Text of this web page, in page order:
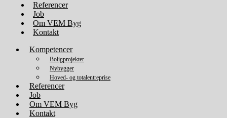
Referencer
Job
Om VEM Byg
Kontakt
Kompetencer
Boligprojekter
Nybygger
Hoved- og totalentreprise
Referencer
Job
Om VEM Byg
Kontakt